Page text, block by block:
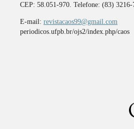
CEP: 58.051-970. Telefone: (83) 3216-
E-mail: revistacaos99@gmail.com
periodicos.ufpb.br/ojs2/index.php/caos